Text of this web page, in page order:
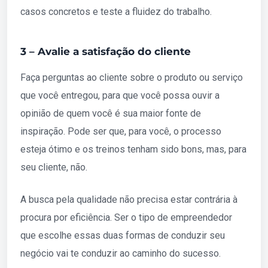
casos concretos e teste a fluidez do trabalho.
3 – Avalie a satisfação do cliente
Faça perguntas ao cliente sobre o produto ou serviço
que você entregou, para que você possa ouvir a
opinião de quem você é sua maior fonte de
inspiração. Pode ser que, para você, o processo
esteja ótimo e os treinos tenham sido bons, mas, para
seu cliente, não.
A busca pela qualidade não precisa estar contrária à
procura por eficiência. Ser o tipo de empreendedor
que escolhe essas duas formas de conduzir seu
negócio vai te conduzir ao caminho do sucesso.